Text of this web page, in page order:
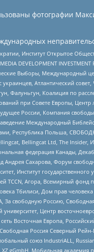
фотографии
Институт Открытое
DEVELOPMENT
Выборы, Международный
Атлантический
Фалуньгун, Коалиция по
при Совете Европы,
России, Компания
Международный
Республика Польша,
Bellingcat Ltd, The Insider,
федерация Канады,
Андрея Сахарова, Форум
Институт
TCCN, Агора, Всемирный
Тбилиси, Дом прав
За свободную Россию,
университет, Центр
Восточная Европа,
Россия Северный
союз IndustriALL,
gGmbH, Мобильная академия